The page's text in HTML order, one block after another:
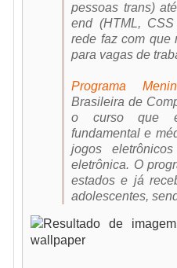
pessoas trans)
end (HTML,
rede faz com que
para vagas de
Programa
Brasileira de
o curso que
fundamental e
jogos
eletrônica. O
estados e já
adolescentes,